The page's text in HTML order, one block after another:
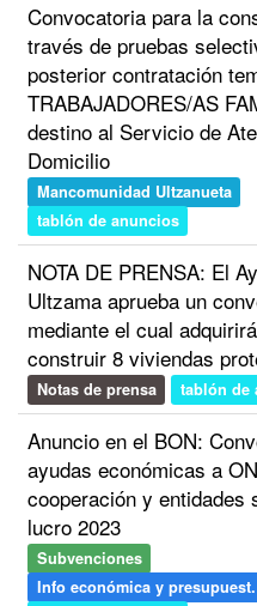
Convocatoria para la
través de pruebas
posterior contratación
TRABAJADORES/AS
destino al Servicio de
Domicilio
Mancomunidad Ultzanueta
tablón de anuncios
NOTA DE PRENSA: El
Ultzama aprueba un
mediante el cual
construir 8 viviendas
Notas de prensa tablón de
Anuncio en el BON:
ayudas económicas a
cooperación y entidades
lucro 2023
Subvenciones
Info económica y